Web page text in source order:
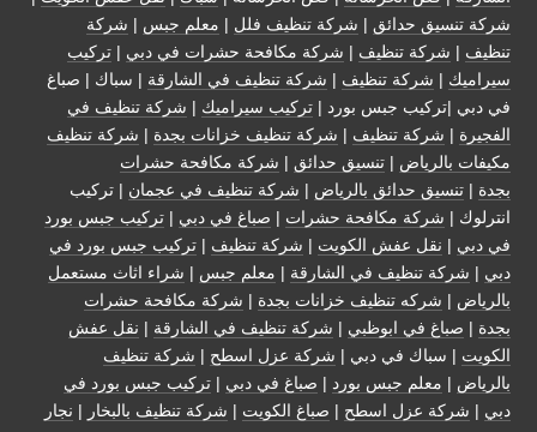
شركة تنسيق حدائق | شركة تنظيف فلل | معلم جبس | شركة
تنظيف | شركة تنظيف | شركة مكافحة حشرات في دبي | تركيب
سيراميك | شركة تنظيف | شركة تنظيف في الشارقة | سباك | صباغ
في دبي |تركيب جبس بورد | تركيب سيراميك | شركة تنظيف في
الفجيرة | شركة تنظيف | شركة تنظيف خزانات بجدة | شركة تنظيف
مكيفات بالرياض | تنسيق حدائق | شركة مكافحة حشرات
بجدة | تنسيق حدائق بالرياض | شركة تنظيف في عجمان | تركيب
انترلوك | شركة مكافحة حشرات | صباغ في دبي | تركيب جبس بورد
في دبي | نقل عفش الكويت | شركة تنظيف | تركيب جبس بورد في
دبي | شركة تنظيف في الشارقة | معلم جبس | شراء اثاث مستعمل
بالرياض | شركه تنظيف خزانات بجدة | شركة مكافحة حشرات
بجدة | صباغ في ابوظبي | شركة تنظيف في الشارقة | نقل عفش
الكويت | سباك في دبي | شركة عزل اسطح | شركة تنظيف
بالرياض | معلم جبس بورد | صباغ في دبي | تركيب جبس بورد في
دبي | شركة عزل اسطح | صباغ الكويت | شركة تنظيف بالبخار | نجار